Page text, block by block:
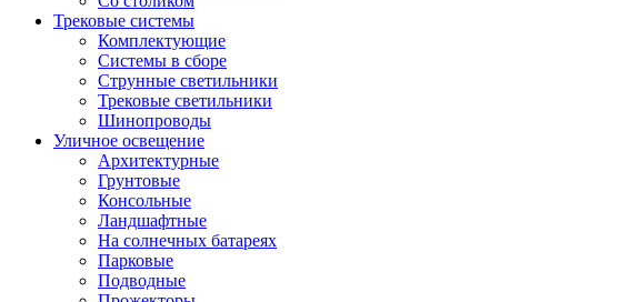
Трековые системы
Комплектующие
Системы в сборе
Струнные светильники
Трековые светильники
Шинопроводы
Уличное освещение
Архитектурные
Грунтовые
Консольные
Ландшафтные
На солнечных батареях
Парковые
Подводные